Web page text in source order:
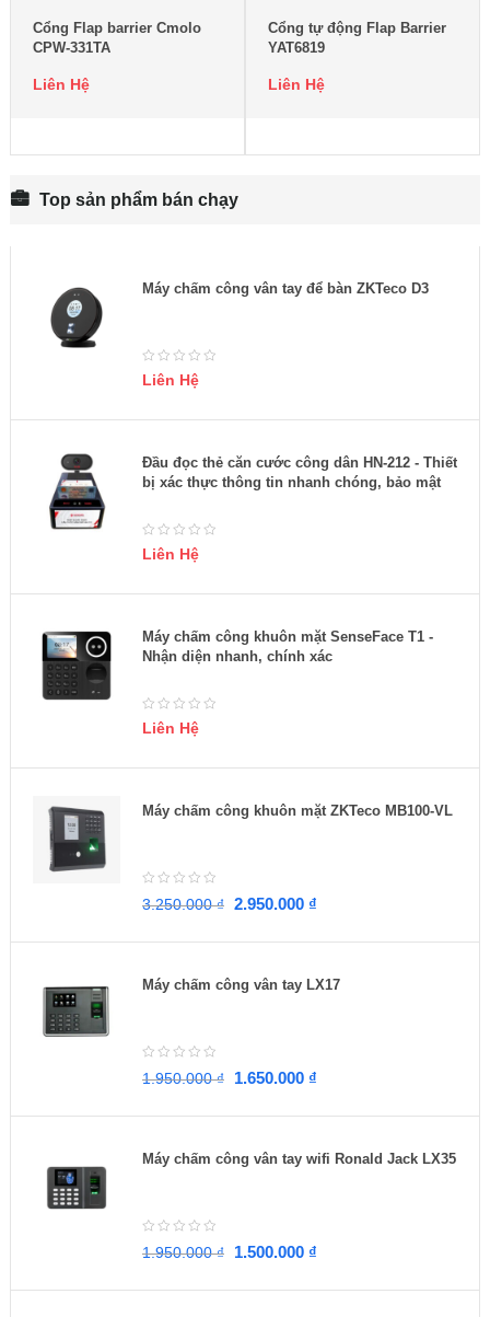
Cổng Flap barrier Cmolo
CPW-331TA
Liên Hệ
Cổng tự động Flap Barrier
YAT6819
Liên Hệ
Top sản phẩm bán chạy
Máy chấm công vân tay để bàn ZKTeco D3
Liên Hệ
Đầu đọc thẻ căn cước công dân HN-212 - Thiết
bị xác thực thông tin nhanh chóng, bảo mật
Liên Hệ
Máy chấm công khuôn mặt SenseFace T1 -
Nhận diện nhanh, chính xác
Liên Hệ
Máy chấm công khuôn mặt ZKTeco MB100-VL
3.250.000₫ 2.950.000 ₫
Máy chấm công vân tay LX17
1.950.000₫ 1.650.000 ₫
Máy chấm công vân tay wifi Ronald Jack LX35
1.950.000₫ 1.500.000 ₫